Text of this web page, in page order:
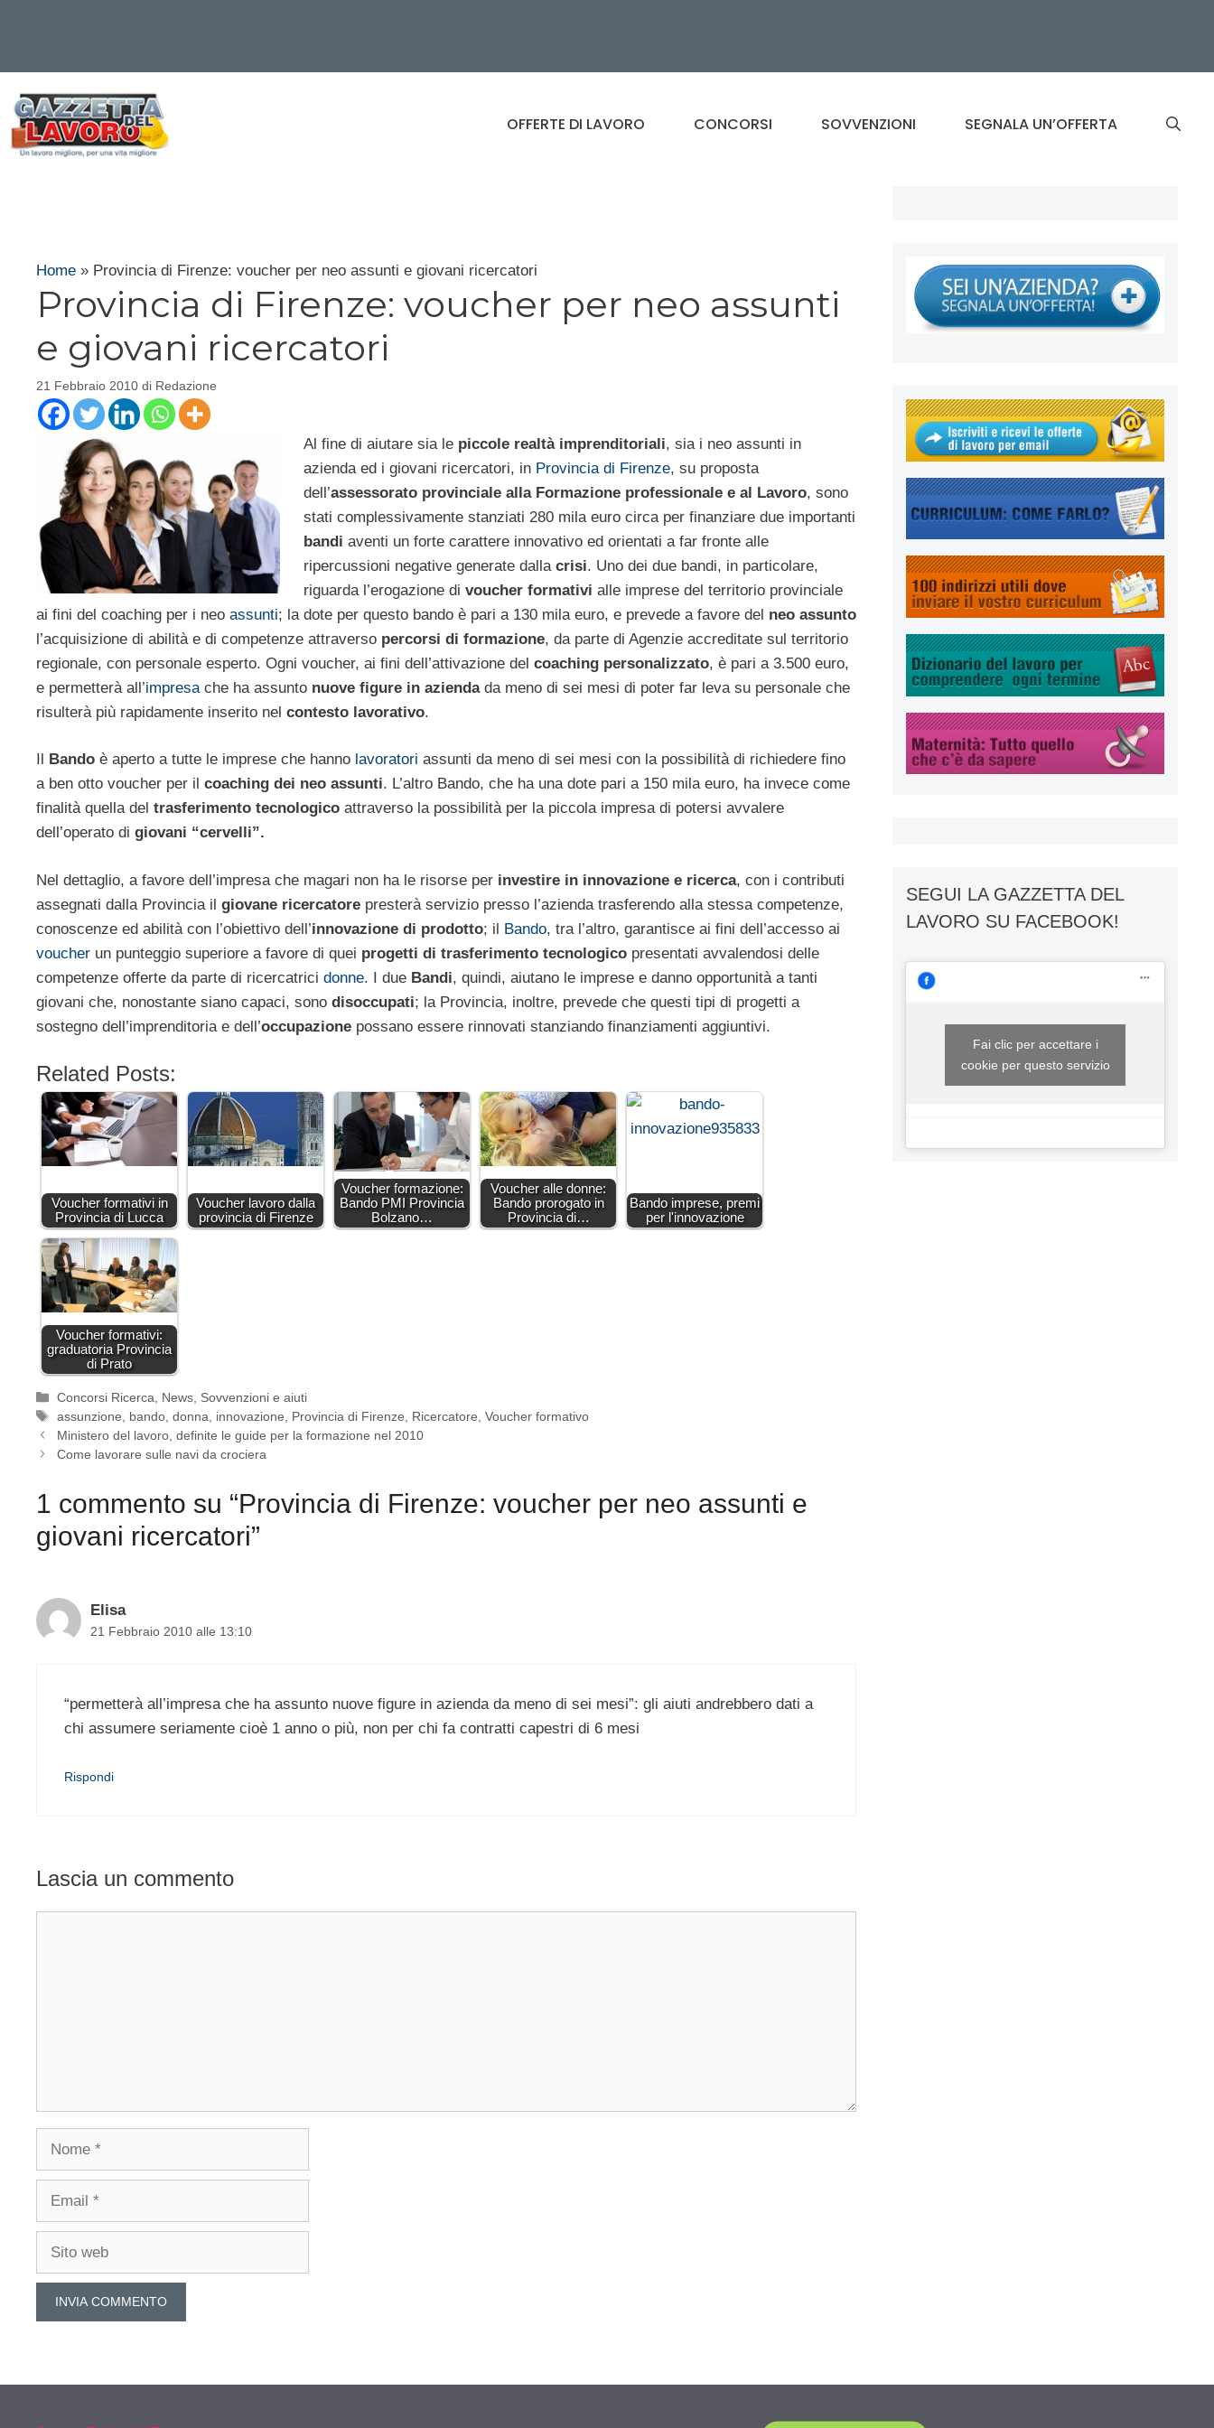
contenuto
OFFERTE DI LAVORO CONCORSI SOVVENZIONI SEGNALA UN’OFFERTA
Home » Provincia di Firenze: voucher per neo assunti e giovani ricercatori
Provincia di Firenze: voucher per neo assunti
e giovani ricercatori
21 Febbraio 2010 di Redazione
Al fine di aiutare sia le piccole realtà imprenditoriali, sia i neo assunti in
azienda ed i giovani ricercatori, in Provincia di Firenze, su proposta
dell’assessorato provinciale alla Formazione professionale e al Lavoro, sono
stati complessivamente stanziati 280 mila euro circa per finanziare due importanti
bandi aventi un forte carattere innovativo ed orientati a far fronte alle
ripercussioni negative generate dalla crisi. Uno dei due bandi, in particolare,
riguarda l’erogazione di voucher formativi alle imprese del territorio provinciale
ai fini del coaching per i neo assunti; la dote per questo bando è pari a 130 mila euro, e prevede a favore del neo assunto
l’acquisizione di abilità e di competenze attraverso percorsi di formazione, da parte di Agenzie accreditate sul territorio
regionale, con personale esperto. Ogni voucher, ai fini dell’attivazione del coaching personalizzato, è pari a 3.500 euro,
e permetterà all’impresa che ha assunto nuove figure in aziendada meno di sei mesi di poter far leva su personale che
risulterà più rapidamente inserito nel contesto lavorativo.
Il Bando è aperto a tutte le imprese che hanno lavoratori assunti da meno di sei mesi con la possibilità di richiedere fino
a ben otto voucher per il coaching dei neo assunti. L’altro Bando, che ha una dote pari a 150 mila euro, ha invece come
finalità quella del trasferimento tecnologico attraverso la possibilità per la piccola impresa di potersi avvalere
dell’operato di giovani “cervelli”.
Nel dettaglio, a favore dell’impresa che magari non ha le risorse per investire in innovazione e ricerca, con i contributi
assegnati dalla Provincia il giovane ricercatore presterà servizio presso l’azienda trasferendo alla stessa competenze,
conoscenze ed abilità con l’obiettivo dell’innovazione di prodotto; il Bando, tra l’altro, garantisce ai fini dell’accesso ai
voucher un punteggio superiore a favore di quei progetti di trasferimento tecnologico presentati avvalendosi delle
competenze offerte da parte di ricercatrici donne. I due Bandi, quindi, aiutano le imprese e danno opportunità a tanti
giovani che, nonostante siano capaci, sono disoccupati; la Provincia, inoltre, prevede che questi tipi di progetti a
sostegno dell’imprenditoria e dell’occupazione possano essere rinnovati stanziando finanziamenti aggiuntivi.
Related Posts:
Voucher formativi in
Provincia di Lucca
Voucher lavoro dalla
provincia di Firenze
Voucher formazione:
Bando PMI Provincia
Bolzano…
Voucher alle donne:
Bando prorogato in
Provincia di…
Bando imprese, premi
per l'innovazione
Voucher formativi:
graduatoria Provincia
di Prato
Categorie
Concorsi Ricerca News Sovvenzioni e aiuti
Tag
assunzione bando ,donna innovazione Provincia di Firenze Ricercatore ,Voucher formativo
Ministero del lavoro, definite le guide per la formazione nel 2010
Come lavorare sulle navi da crociera
1 commento su “Provincia di Firenze: voucher per neo assunti e
giovani ricercatori”
Elisa
21 Febbraio 2010 alle 13:10
“permetterà all’impresa che ha assunto nuove figure in azienda da meno di sei mesi”: gli aiuti andrebbero dati a
chi assumere seriamente cioè 1 anno o più, non per chi fa contratti capestri di 6 mesi
Rispondi
Lascia un commento
Nome
Email
Sito
SEGUI LA GAZZETTA DEL
LAVORO SU FACEBOOK!
Fai clic per accettare i
cookie per questo servizio